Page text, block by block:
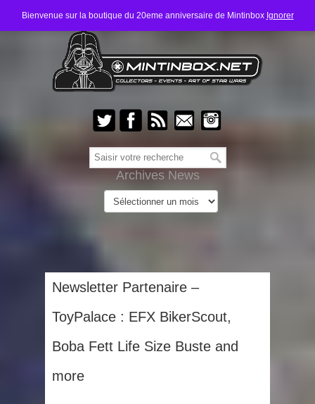
Bienvenue sur la boutique du 20eme anniversaire de Mintinbox Ignorer
Archives News
Newsletter Partenaire –
ToyPalace : EFX BikerScout,
Boba Fett Life Size Buste and
more